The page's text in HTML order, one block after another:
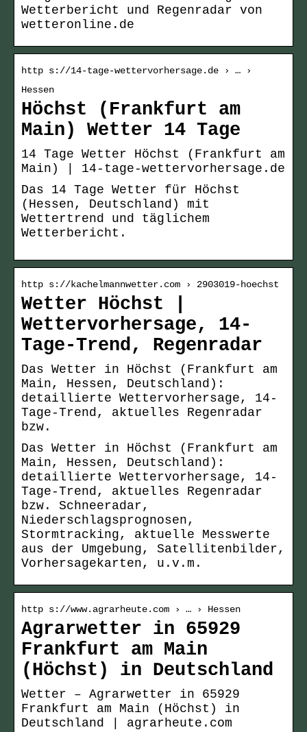
Wetterbericht und Regenradar von
wetteronline.de
http s://14-tage-wettervorhersage.de › … ›
Hessen
Höchst (Frankfurt am
Main) Wetter 14 Tage
14 Tage Wetter Höchst (Frankfurt am
Main) | 14-tage-wettervorhersage.de
Das 14 Tage Wetter für Höchst
(Hessen, Deutschland) mit
Wettertrend und täglichem
Wetterbericht.
http s://kachelmannwetter.com › 2903019-hoechst
Wetter Höchst |
Wettervorhersage, 14-
Tage-Trend, Regenradar
Das Wetter in Höchst (Frankfurt am
Main, Hessen, Deutschland):
detaillierte Wettervorhersage, 14-
Tage-Trend, aktuelles Regenradar
bzw.
Das Wetter in Höchst (Frankfurt am
Main, Hessen, Deutschland):
detaillierte Wettervorhersage, 14-
Tage-Trend, aktuelles Regenradar
bzw. Schneeradar,
Niederschlagsprognosen,
Stormtracking, aktuelle Messwerte
aus der Umgebung, Satellitenbilder,
Vorhersagekarten, u.v.m.
http s://www.agrarheute.com › … › Hessen
Agrarwetter in 65929
Frankfurt am Main
(Höchst) in Deutschland
Wetter – Agrarwetter in 65929
Frankfurt am Main (Höchst) in
Deutschland | agrarheute.com